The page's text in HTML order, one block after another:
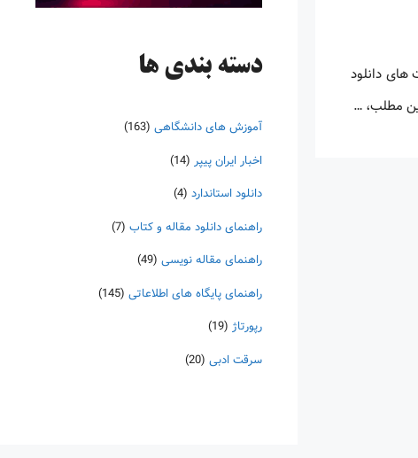
های دانلود
مطلب، …
دسته‌ بندی ها
آموزش های دانشگاهی (163)
اخبار ایران پیپر (14)
دانلود استاندارد (4)
راهنمای دانلود مقاله و کتاب (7)
راهنمای مقاله نویسی (49)
راهنمای پایگاه های اطلاعاتی (145)
رپورتاژ (19)
سرقت ادبی (20)